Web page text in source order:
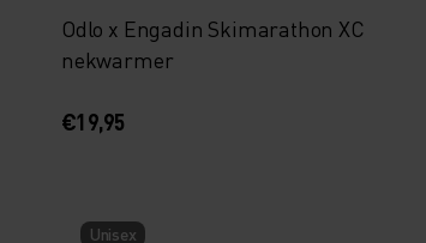
Odlo x Engadin Skimarathon XC
nekwarmer
€19,95
Unisex